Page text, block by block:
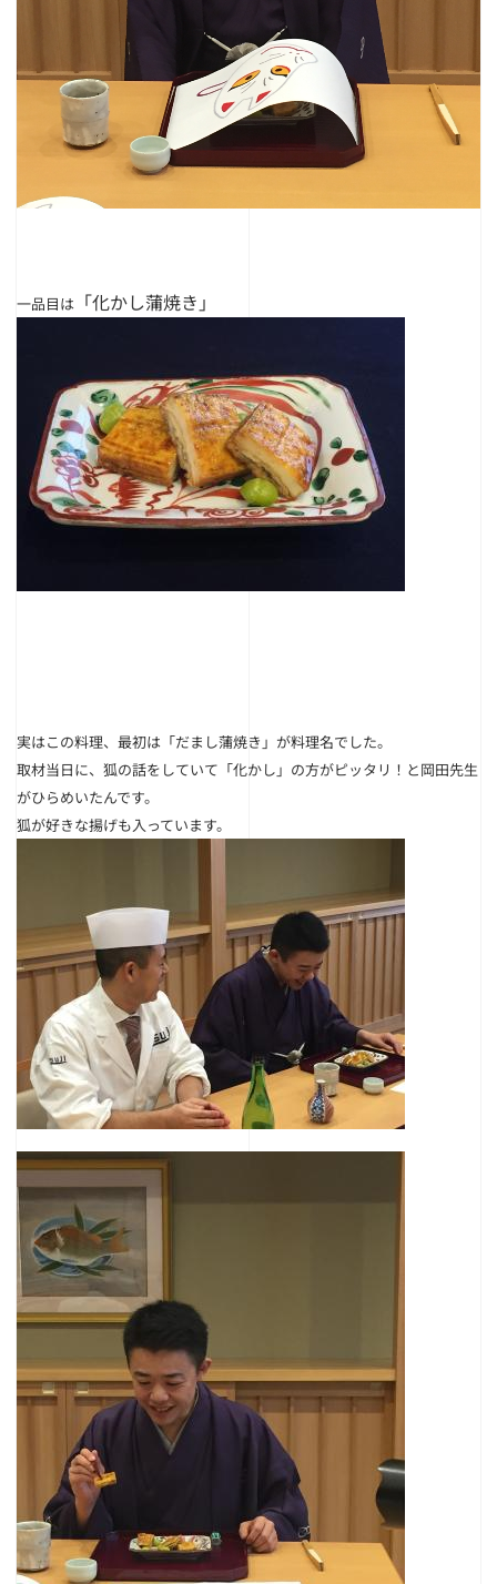
一品目は 「化かし蒲焼き」
実はこの料理、最初は 「だまし蒲焼き」 が料理名でした。
取材当日に、狐の話をしていて「化かし」の方がピッタリ！と岡田先生
がひらめいたんです。
狐が好きな揚げも入っています。